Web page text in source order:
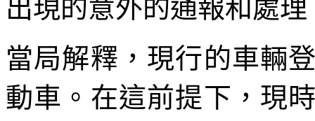
出現的意外的通報和處理
當局解釋，現行的車輛
動車。在這前提下，現